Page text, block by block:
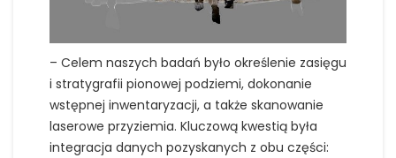
– Celem naszych badań było określenie zasięgu
i stratygrafii pionowej podziemi, dokonanie
wstępnej inwentaryzacji, a także skanowanie
laserowe przyziemia. Kluczową kwestią była
integracja danych pozyskanych z obu części: